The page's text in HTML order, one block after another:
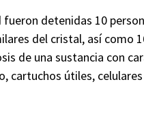
detenidas 10
del cristal, así como
de una sustancia con
cartuchos útiles,